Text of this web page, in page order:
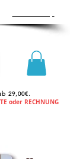
29,00€.
oder RECHNUNG